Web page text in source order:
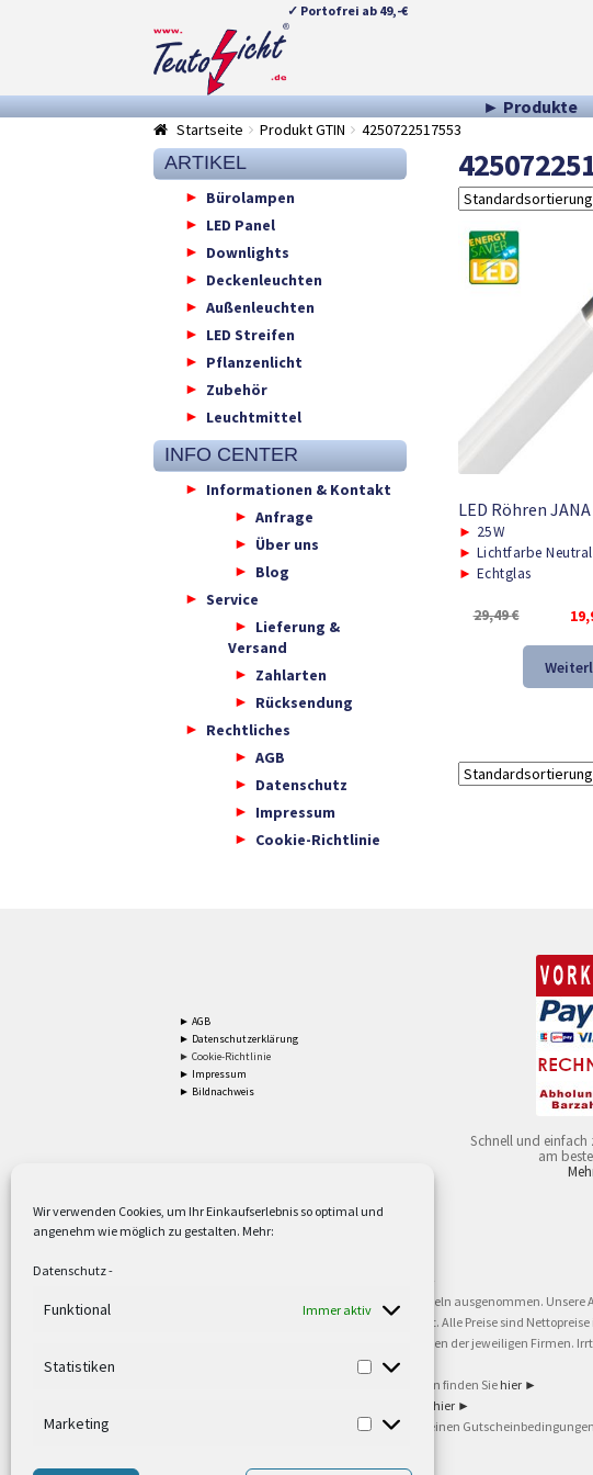
Wir verwenden Cookies, um Ihr Einkaufserlebnis so optimal und
angenehm wie möglich zu gestalten. Mehr:
Datenschutz-
Funktional Immer aktiv
Statistiken
Marketing
✓ Portofrei ab 49,-€
Zur
Navigation
springen
Springe
zum
► Produkte
Startseite
Produkt GTIN 4250722517553
LED Röhren
► 25W
► Lichtfarbe Neutral
► Echtglas
29,49€
war:
ARTIKEL
Bürolampen
LED Panel
Downlights
Deckenleuchten
Außenleuchten
LED Streifen
Pflanzenlicht
Zubehör
Leuchtmittel
INFO CENTER
Informationen & Kontakt
Anfrage
Über uns
Blog
Service
Lieferung &
Versand
Zahlarten
Rücksendung
Rechtliches
AGB
Datenschutz
Impressum
Cookie-Richtlinie
► AGB
► Datenschutzerklärung
► Cookie-Richtlinie
► Impressum
► Bildnachweis
Schnell und einfach
am
Versandkostenfrei ab 59,90 € Nettowarenwert. Inseln ausgenommen.
oder gewerblichen Tätigkeit. Kein Verkauf an privat. Alle Preise sind
sind Warenzeichen oder eingetragene Warenzeichen der jeweiligen Firmen.
Weitere Informationen und Zahlungsbedingungen finden Sie hier ►
hier ►
Ab 79,- Nettowarenwert. Es gelten unsere allgemeinen
©2002-2021 TEUTO LICHT GmbH